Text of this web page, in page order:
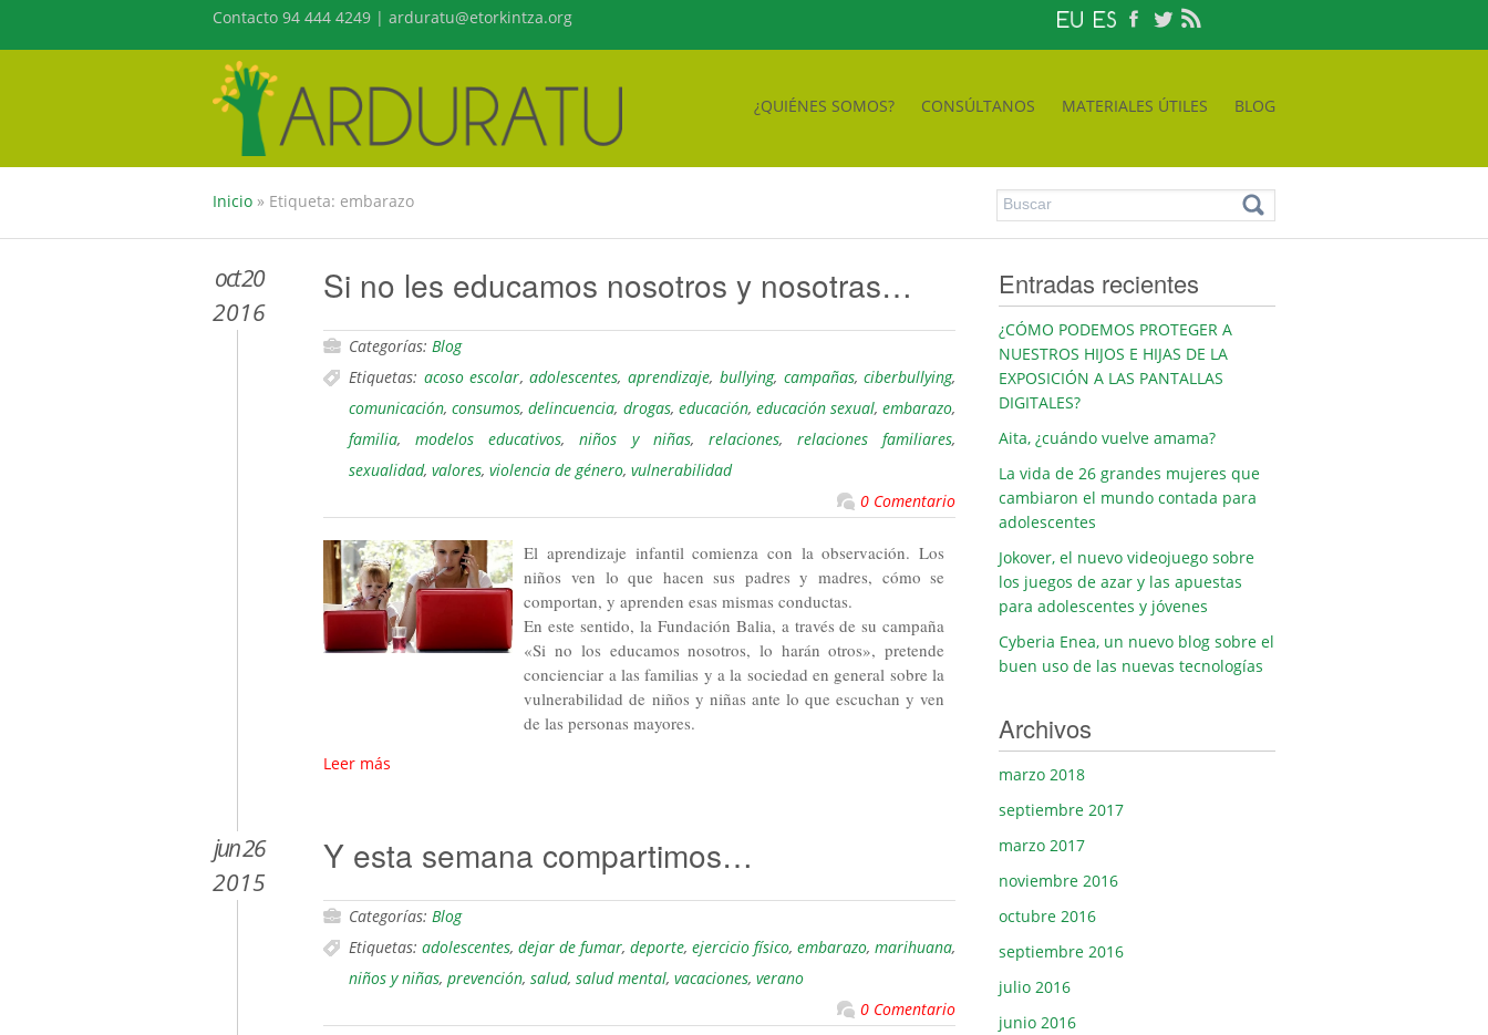
Contacto 94 444 4249 | arduratu@etorkintza.org
¿QUIÉNES SOMOS? CONSÚLTANOS MATERIALES ÚTILES BLOG
Inicio » Etiqueta: embarazo
oct 20
2016
Si no les educamos nosotros y nosotras…
Categorías: Blog
Etiquetas: acoso escolar,adolescentes, aprendizaje, bullying, campañas,ciberbullying,
comunicación,consumos,delincuencia, drogas, educación, educación sexual,embarazo,
familia,modelos educativos,niños y niñas, relaciones,relaciones familiares,
sexualidad, valores, violencia de género, vulnerabilidad
0 Comentario
El aprendizaje infantil comienza con la observación. Los
niños ven lo que hacen sus padres y madres, cómo se
comportan, y aprenden esas mismas conductas.
En este sentido, la Fundación Balia, a través de su campaña
«Si no los educamos nosotros, lo harán otros», pretende
concienciar a las familias y a la sociedad en general sobre la
vulnerabilidad de niños y niñas ante lo que escuchan y ven
de las personas mayores.
Leer más
jun 26
2015
Y esta semana compartimos…
Categorías: Blog
Etiquetas:adolescentes,dejar de fumar,deporte,ejercicio físico,embarazo,marihuana,
niños y niñas, prevención, salud, salud mental, vacaciones, verano
0 Comentario
Entradas recientes
¿CÓMO PODEMOS PROTEGER A
NUESTROS HIJOS E HIJAS DE LA
EXPOSICIÓN A LAS PANTALLAS
DIGITALES?
Aita, ¿cuándo vuelve amama?
La vida de 26 grandes mujeres que
cambiaron el mundo contada para
adolescentes
Jokover, el nuevo videojuego sobre
los juegos de azar y las apuestas
para adolescentes y jóvenes
Cyberia Enea, un nuevo blog sobre el
buen uso de las nuevas tecnologías
Archivos
marzo 2018
septiembre 2017
marzo 2017
noviembre 2016
octubre 2016
septiembre 2016
julio 2016
junio 2016